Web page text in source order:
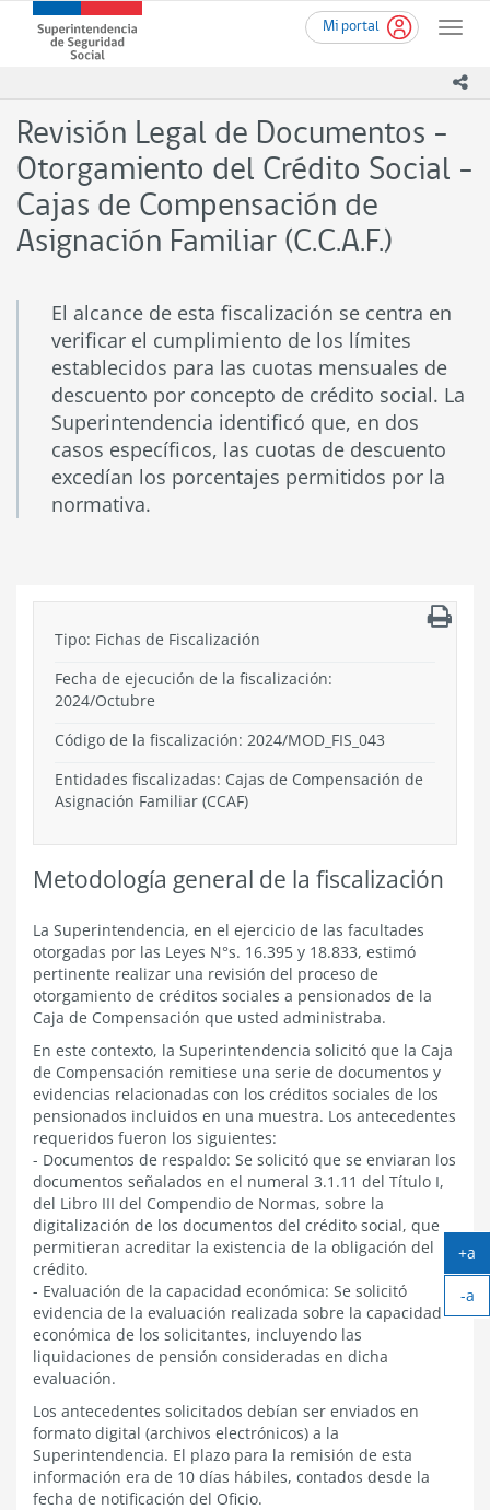
contenido
Mi portal
Toggle
Superintendencia
de
-
Gobierno
de
Chile
Revisión Legal de Documentos -
Otorgamiento del Crédito Social -
Cajas de Compensación de
Asignación Familiar (C.C.A.F.)
El alcance de esta fiscalización se centra en
verificar el cumplimiento de los límites
establecidos para las cuotas mensuales de
descuento por concepto de crédito social. La
Superintendencia identificó que, en dos
casos específicos, las cuotas de descuento
excedían los porcentajes permitidos por la
normativa.
Tipo: Fichas de Fiscalización
Fecha de ejecución de la fiscalización:
2024/Octubre
Código de la fiscalización: 2024/MOD_FIS_043
Entidades fiscalizadas: Cajas de Compensación de
Asignación Familiar (CCAF)
Metodología general de la fiscalización
La Superintendencia, en el ejercicio de las facultades
otorgadas por las Leyes N°s. 16.395 y 18.833, estimó
pertinente realizar una revisión del proceso de
otorgamiento de créditos sociales a pensionados de la
Caja de Compensación que usted administraba.
En este contexto, la Superintendencia solicitó que la Caja
de Compensación remitiese una serie de documentos y
evidencias relacionadas con los créditos sociales de los
pensionados incluidos en una muestra. Los antecedentes
requeridos fueron los siguientes:
- Documentos de respaldo: Se solicitó que se enviaran los
documentos señalados en el numeral 3.1.11 del Título I,
del Libro III del Compendio de Normas, sobre la
digitalización de los documentos del crédito social, que
permitieran acreditar la existencia de la obligación del
crédito.
- Evaluación de la capacidad económica: Se solicitó
evidencia de la evaluación realizada sobre la capacidad
económica de los solicitantes, incluyendo las
liquidaciones de pensión consideradas en dicha
evaluación.
Los antecedentes solicitados debían ser enviados en
formato digital (archivos electrónicos) a la
Superintendencia. El plazo para la remisión de esta
información era de 10 días hábiles, contados desde la
fecha de notificación del Oficio.
+a
-a